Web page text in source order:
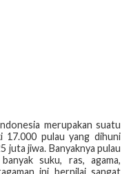
merupakan suatu
17.000 pulau yang dihuni
juta jiwa. Banyaknya pulau
suku, ras, agama,
ini bernilai sangat